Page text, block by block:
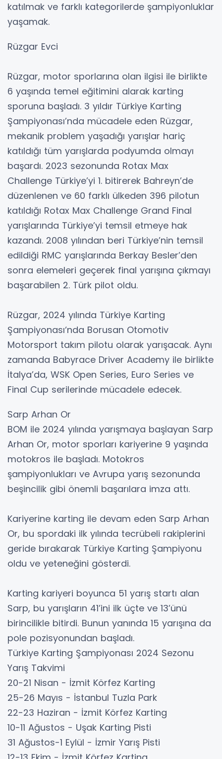
katılmak ve farklı kategorilerde şampiyonluklar
yaşamak.
Rüzgar Evci
Rüzgar, motor sporlarına olan ilgisi ile birlikte
6 yaşında temel eğitimini alarak karting
sporuna başladı. 3 yıldır Türkiye Karting
Şampiyonası’nda mücadele eden Rüzgar,
mekanik problem yaşadığı yarışlar hariç
katıldığı tüm yarışlarda podyumda olmayı
başardı. 2023 sezonunda Rotax Max
Challenge Türkiye’yi 1. bitirerek Bahreyn’de
düzenlenen ve 60 farklı ülkeden 396 pilotun
katıldığı Rotax Max Challenge Grand Final
yarışlarında Türkiye’yi temsil etmeye hak
kazandı. 2008 yılından beri Türkiye’nin temsil
edildiği RMC yarışlarında Berkay Besler’den
sonra elemeleri geçerek final yarışına çıkmayı
başarabilen 2. Türk pilot oldu.
Rüzgar, 2024 yılında Türkiye Karting
Şampiyonası‘nda Borusan Otomotiv
Motorsport takım pilotu olarak yarışacak. Aynı
zamanda Babyrace Driver Academy ile birlikte
İtalya’da, WSK Open Series, Euro Series ve
Final Cup serilerinde mücadele edecek.
Sarp Arhan Or
BOM ile 2024 yılında yarışmaya başlayan Sarp
Arhan Or, motor sporları kariyerine 9 yaşında
motokros ile başladı. Motokros
şampiyonlukları ve Avrupa yarış sezonunda
beşincilik gibi önemli başarılara imza attı.
Kariyerine karting ile devam eden Sarp Arhan
Or, bu spordaki ilk yılında tecrübeli rakiplerini
geride bırakarak Türkiye Karting Şampiyonu
oldu ve yeteneğini gösterdi.
Karting kariyeri boyunca 51 yarış startı alan
Sarp, bu yarışların 41’ini ilk üçte ve 13’ünü
birincilikle bitirdi. Bunun yanında 15 yarışına da
pole pozisyonundan başladı.
Türkiye Karting Şampiyonası 2024 Sezonu
Yarış Takvimi
20-21 Nisan - İzmit Körfez Karting
25-26 Mayıs - İstanbul Tuzla Park
22-23 Haziran - İzmit Körfez Karting
10-11 Ağustos - Uşak Karting Pisti
31 Ağustos-1 Eylül - İzmir Yarış Pisti